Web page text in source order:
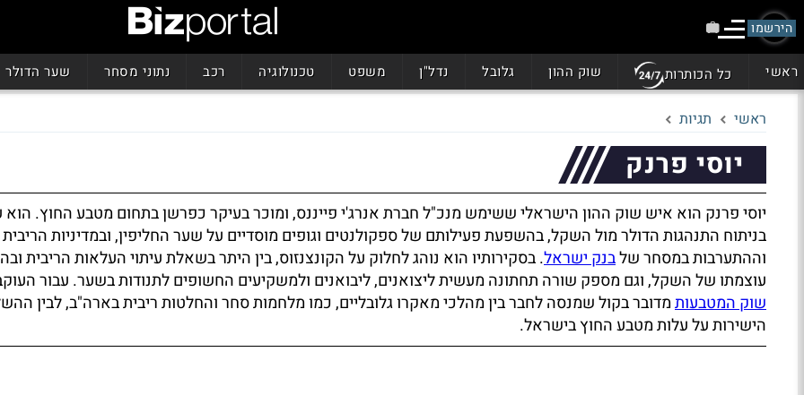
הירשמו
ראשי כל הכותרות שוק ההון גלובל נדל"ן משפט טכנולוגיה רכב נתוני מסחר שער הדולר
ראשי תגיות
יוסי פרנק
יוסי פרנק הוא איש שוק ההון הישראלי ששימש מנכ"ל חברת אנרג'י פייננס, ומוכר בעיקר כפרשן בתחום מטבע החוץ. הוא
בניתוח התנהגות הדולר מול השקל, בהשפעת פעילותם של ספקולנטים וגופים מוסדיים על שער החליפין, ובמדיניות הריבית
וההתערבות במסחר שלבנק ישראל. בסקירותיו הוא נוהג לחלוק על הקונצנזוס, בין היתר בשאלת עיתוי העלאות הריבית
עוצמתו של השקל, וגם מספק שורה תחתונה מעשית ליצואנים, ליבואנים ולמשקיעים החשופים לתנודות בשער. עבור
שוק המטבעותמדובר בקול שמנסה לחבר בין מהלכי מאקרו גלובליים, כמו מלחמות סחר והחלטות ריבית בארה"ב, לבין
הישירות על עלות מטבע החוץ בישראל.